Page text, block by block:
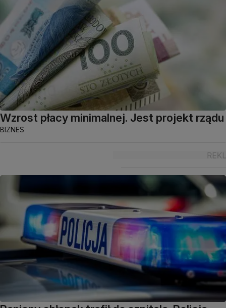
Wzrost płacy minimalnej. Jest projekt rządu
BIZNES